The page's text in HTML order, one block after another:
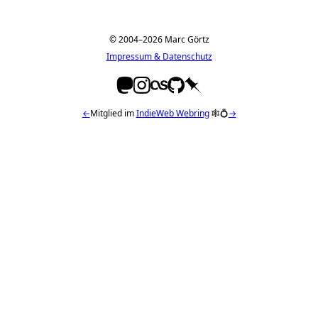
© 2004–2026 Marc Görtz
Impressum & Datenschutz
←Mitglied imIndieWeb Webring🕸💍→